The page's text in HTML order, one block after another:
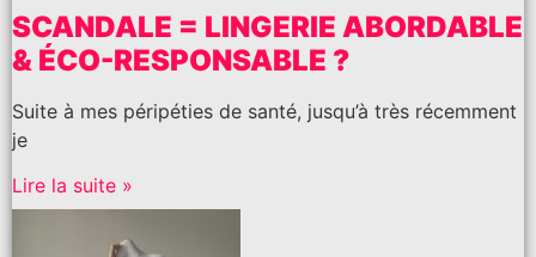
SCANDALE = LINGERIE ABORDABLE
& ÉCO-RESPONSABLE ?
Suite à mes péripéties de santé, jusqu’à très récemment
je
Lire la suite »